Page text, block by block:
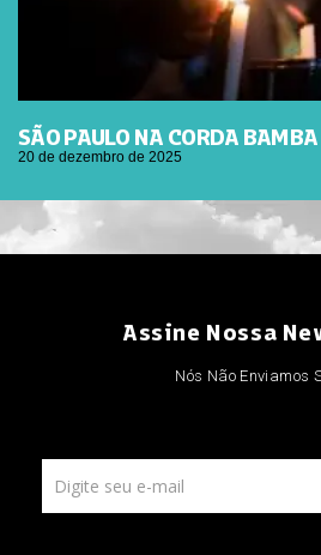
SÃO PAULO NA CORDA BAMBA
20 de dezembro de 2025
Assine Nossa
Nós Não Enviamos